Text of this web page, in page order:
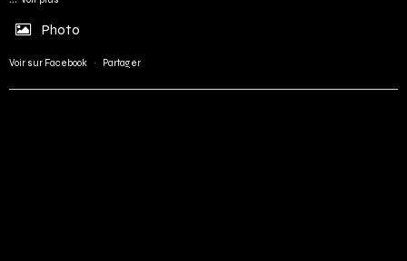
Photo
Voir sur Facebook · Partager